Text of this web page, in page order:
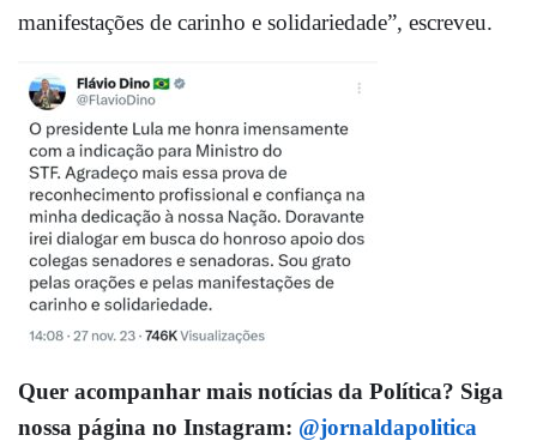
manifestações de carinho e solidariedade”, escreveu.
Quer acompanhar mais notícias da Política? Siga
nossa página no Instagram: @jornaldapolitica